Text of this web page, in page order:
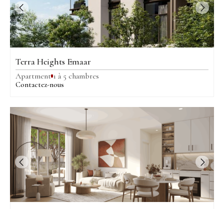
Terra Heights Emaar
Apartment 1 à 5 chambres
Contactez-nous